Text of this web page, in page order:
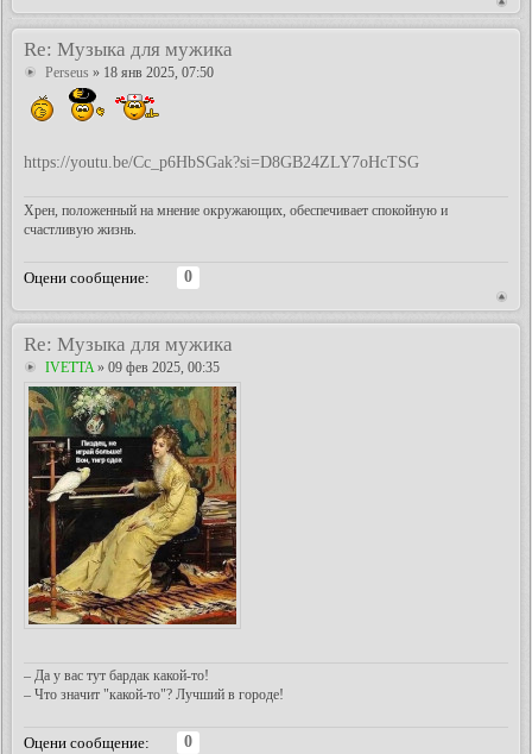
Re: Музыка для мужика
Perseus » 18 янв 2025, 07:50
https://youtu.be/Cc_p6HbSGak?si=D8GB24ZLY7oHcTSG
Хрен, положенный на мнение окружающих, обеспечивает спокойную и
счастливую жизнь.
Оцени сообщение:
0
Re: Музыка для мужика
IVETTA » 09 фев 2025, 00:35
– Да у вас тут бардак какой-то!
– Что значит "какой-то"? Лучший в городе!
Оцени сообщение:
0